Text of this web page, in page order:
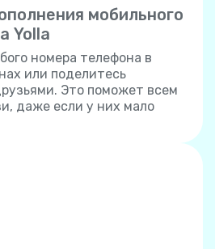
мобильного
Yolla
номера телефона в
или поделитесь
Это поможет всем
даже если у них мало